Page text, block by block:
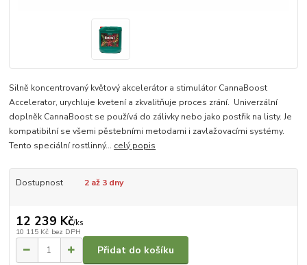
Silně koncentrovaný květový akcelerátor a stimulátor CannaBoost
Accelerator, urychluje kvetení a zkvalitňuje proces zrání. Univerzální
doplněk CannaBoost se používá do zálivky nebo jako postřik na listy. Je
kompatibilní se všemi pěstebními metodami i zavlažovacími systémy.
Tento speciální rostlinný... celý popis
Dostupnost 2 až 3 dny
12 239 Kč/ks
10 115 Kč bez DPH
Přidat do košíku